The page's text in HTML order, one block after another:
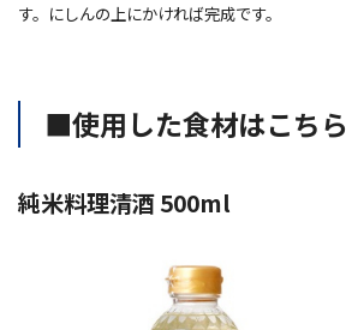
す。にしんの上にかければ完成です。
■使用した食材はこちら
純米料理清酒 500ml